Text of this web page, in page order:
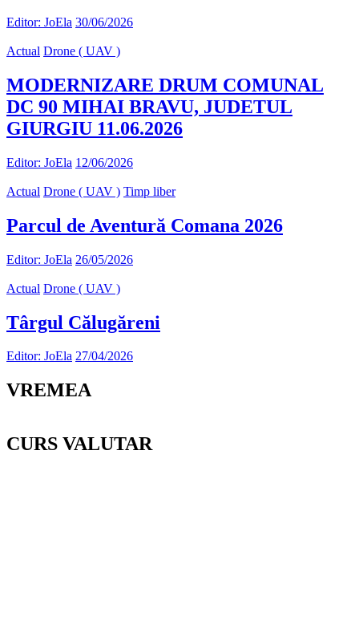
Editor: JoEla 30/06/2026
Actual Drone ( UAV )
MODERNIZARE DRUM COMUNAL
DC 90 MIHAI BRAVU, JUDETUL
GIURGIU 11.06.2026
Editor: JoEla 12/06/2026
Actual Drone ( UAV ) Timp liber
Parcul de Aventură Comana 2026
Editor: JoEla 26/05/2026
Actual Drone ( UAV )
Târgul Călugăreni
Editor: JoEla 27/04/2026
VREMEA
CURS VALUTAR